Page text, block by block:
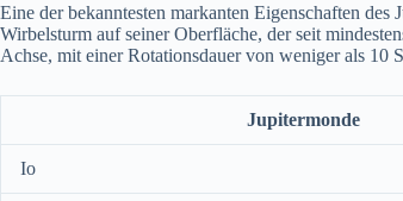
Eine der bekanntesten markanten Eigenschaften
Wirbelsturm auf seiner Oberfläche, der seit
Achse, mit einer Rotationsdauer von weniger als 10
Jupitermonde
Io